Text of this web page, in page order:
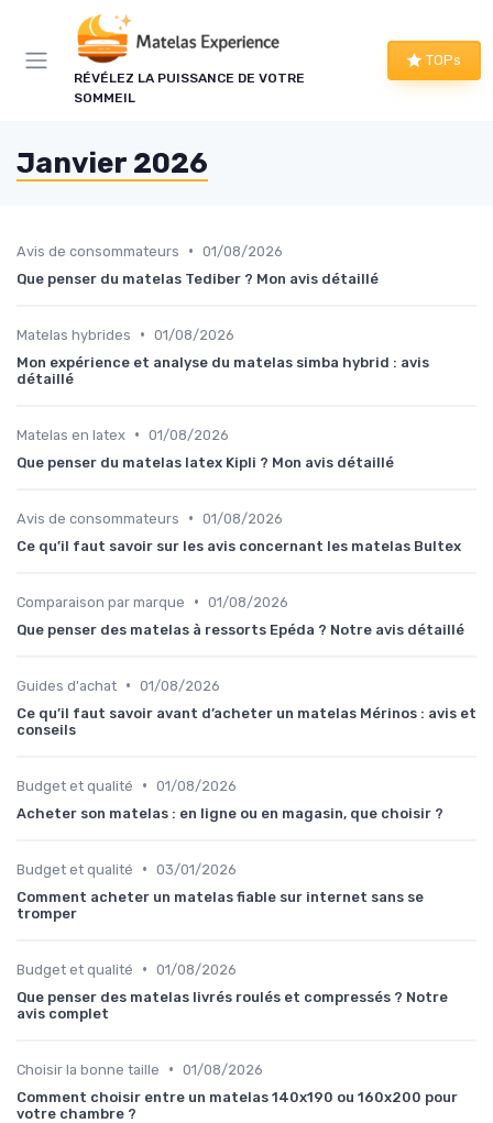
RÉVÉLEZ LA PUISSANCE DE VOTRE
SOMMEIL
TOPs
Janvier 2026
Avis de consommateurs • 01/08/2026
Que penser du matelas Tediber ? Mon avis détaillé
Matelas hybrides • 01/08/2026
Mon expérience et analyse du matelas simba hybrid : avis
détaillé
Matelas en latex • 01/08/2026
Que penser du matelas latex Kipli ? Mon avis détaillé
Avis de consommateurs • 01/08/2026
Ce qu’il faut savoir sur les avis concernant les matelas Bultex
Comparaison par marque • 01/08/2026
Que penser des matelas à ressorts Epéda ? Notre avis détaillé
Guides d'achat • 01/08/2026
Ce qu’il faut savoir avant d’acheter un matelas Mérinos : avis et
conseils
Budget et qualité • 01/08/2026
Acheter son matelas : en ligne ou en magasin, que choisir ?
Budget et qualité • 03/01/2026
Comment acheter un matelas fiable sur internet sans se
tromper
Budget et qualité • 01/08/2026
Que penser des matelas livrés roulés et compressés ? Notre
avis complet
Choisir la bonne taille • 01/08/2026
Comment choisir entre un matelas 140x190 ou 160x200 pour
votre chambre ?
Panneau de gestion des cookies